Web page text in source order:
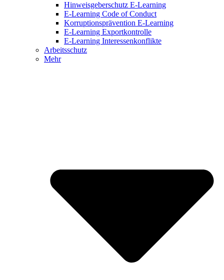
Hinweisgeberschutz E-Learning
E-Learning Code of Conduct
Korruptionsprävention E-Learning
E-Learning Exportkontrolle
E-Learning Interessenkonflikte
Arbeitsschutz
Mehr